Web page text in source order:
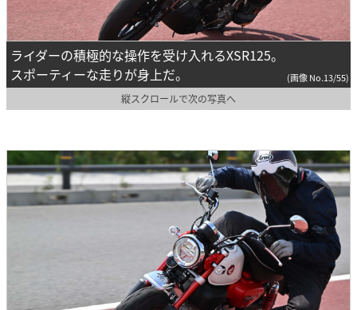
ライダーの積極的な操作を受け入れるXSR125。
スポーティーな走りが身上だ。
(画像 No.13/55)
縦スクロールで次の写真へ